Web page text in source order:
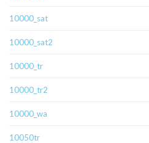
10000_sat
10000_sat2
10000_tr
10000_tr2
10000_wa
10050tr